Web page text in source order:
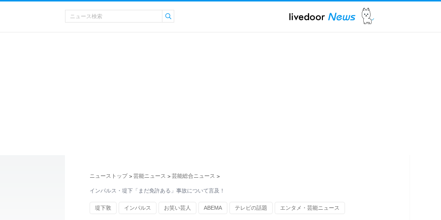
ニューストップ > 芸能ニュース > 芸能総合ニュース >
インパルス・堤下「まだ免許ある」事故について言及！
堤下敦 インパルス お笑い芸人 ABEMA テレビの話題 エンタメ・芸能ニュース